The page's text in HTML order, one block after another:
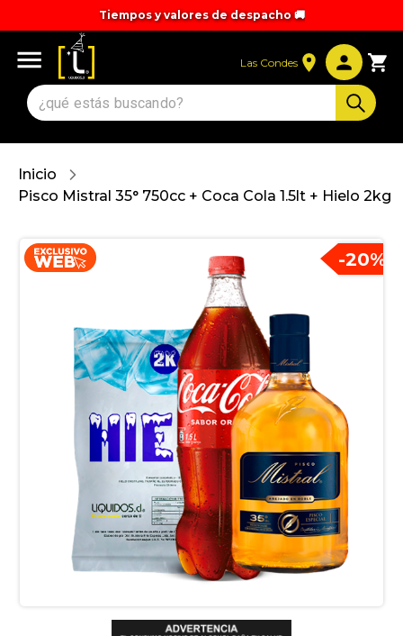
Tiempos y valores de despacho 🚚
Las Condes
Inicio
Pisco Mistral 35° 750cc + Coca Cola 1.5lt + Hielo 2kg
-20%